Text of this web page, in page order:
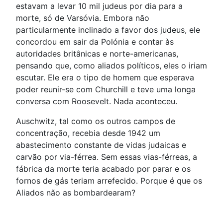
estavam a levar 10 mil judeus por dia para a
morte, só de Varsóvia. Embora não
particularmente inclinado a favor dos judeus, ele
concordou em sair da Polónia e contar às
autoridades britânicas e norte-americanas,
pensando que, como aliados políticos, eles o iriam
escutar. Ele era o tipo de homem que esperava
poder reunir-se com Churchill e teve uma longa
conversa com Roosevelt. Nada aconteceu.
Auschwitz, tal como os outros campos de
concentração, recebia desde 1942 um
abastecimento constante de vidas judaicas e
carvão por via-férrea. Sem essas vias-férreas, a
fábrica da morte teria acabado por parar e os
fornos de gás teriam arrefecido. Porque é que os
Aliados não as bombardearam?